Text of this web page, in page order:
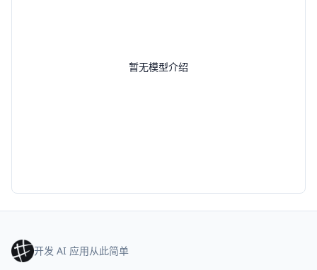
暂无模型介绍
开发 AI 应用从此简单